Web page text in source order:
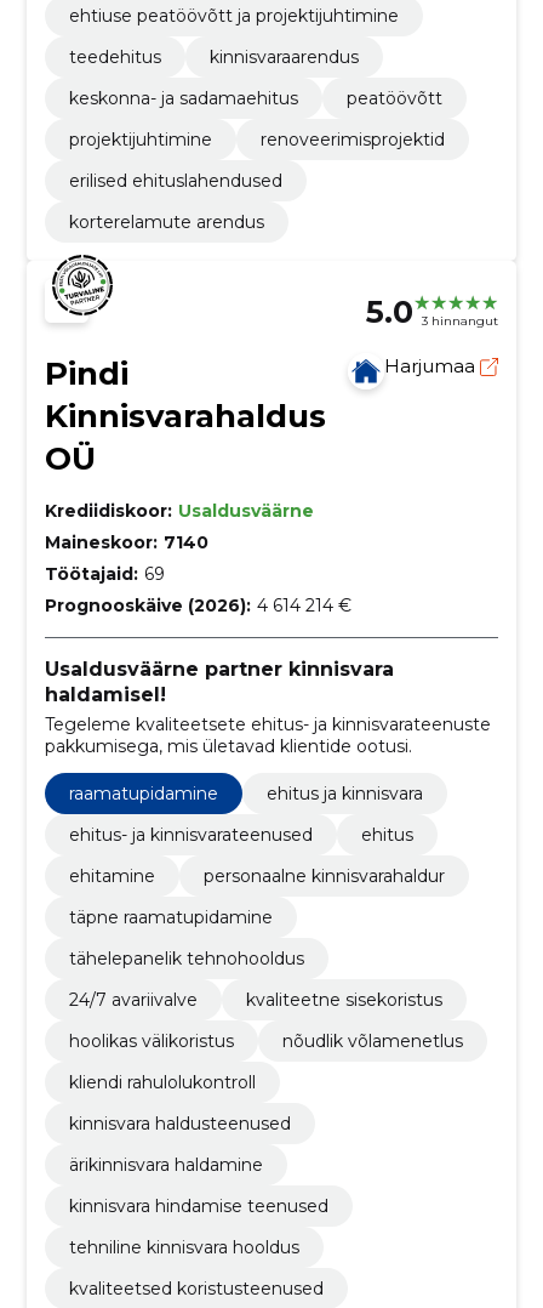
ehtiuse peatöövõtt ja projektijuhtimine
teedehitus
kinnisvaraarendus
keskonna- ja sadamaehitus
peatöövõtt
projektijuhtimine
renoveerimisprojektid
erilised ehituslahendused
korterelamute arendus
5.0 3 hinnangut
Pindi
Kinnisvarahaldus
OÜ
Harjumaa
Krediidiskoor: Usaldusväärne
Maineskoor: 7140
Töötajaid: 69
Prognooskäive (2026): 4 614 214 €
Usaldusväärne partner kinnisvara
haldamisel!
Tegeleme kvaliteetsete ehitus- ja kinnisvarateenuste
pakkumisega, mis ületavad klientide ootusi.
raamatupidamine
ehitus ja kinnisvara
ehitus- ja kinnisvarateenused
ehitus
ehitamine
personaalne kinnisvarahaldur
täpne raamatupidamine
tähelepanelik tehnohooldus
24/7 avariivalve
kvaliteetne sisekoristus
hoolikas välikoristus
nõudlik võlamenetlus
kliendi rahulolukontroll
kinnisvara haldusteenused
ärikinnisvara haldamine
kinnisvara hindamise teenused
tehniline kinnisvara hooldus
kvaliteetsed koristusteenused